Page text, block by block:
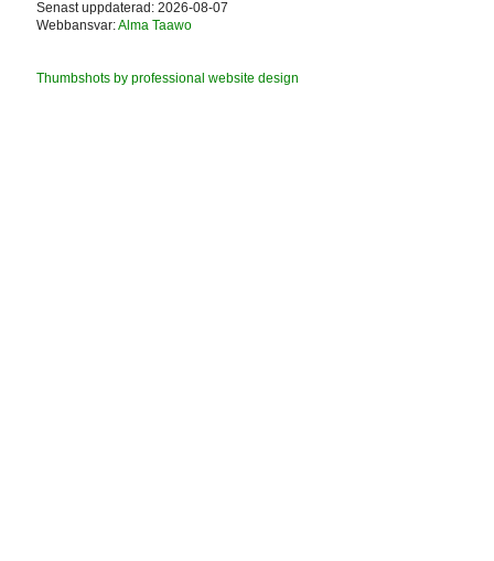
Senast uppdaterad: 2026-08-07
Webbansvar:Alma Taawo
Thumbshots by professional website design